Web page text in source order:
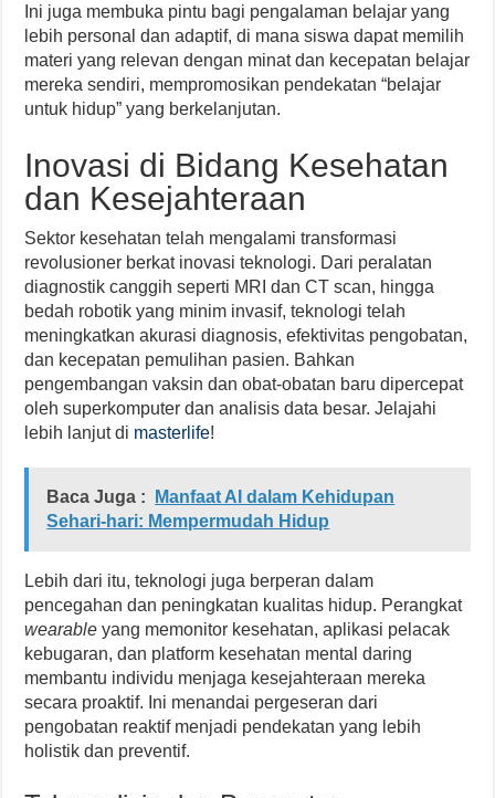
Ini juga membuka pintu bagi pengalaman belajar yang
lebih personal dan adaptif, di mana siswa dapat memilih
materi yang relevan dengan minat dan kecepatan belajar
mereka sendiri, mempromosikan pendekatan “belajar
untuk hidup” yang berkelanjutan.
Inovasi di Bidang Kesehatan
dan Kesejahteraan
Sektor kesehatan telah mengalami transformasi
revolusioner berkat inovasi teknologi. Dari peralatan
diagnostik canggih seperti MRI dan CT scan, hingga
bedah robotik yang minim invasif, teknologi telah
meningkatkan akurasi diagnosis, efektivitas pengobatan,
dan kecepatan pemulihan pasien. Bahkan
pengembangan vaksin dan obat-obatan baru dipercepat
oleh superkomputer dan analisis data besar. Jelajahi
lebih lanjut di masterlife!
Baca Juga :
Manfaat AI dalam Kehidupan
Sehari-hari: Mempermudah Hidup
Lebih dari itu, teknologi juga berperan dalam
pencegahan dan peningkatan kualitas hidup. Perangkat
wearable yang memonitor kesehatan, aplikasi pelacak
kebugaran, dan platform kesehatan mental daring
membantu individu menjaga kesejahteraan mereka
secara proaktif. Ini menandai pergeseran dari
pengobatan reaktif menjadi pendekatan yang lebih
holistik dan preventif.